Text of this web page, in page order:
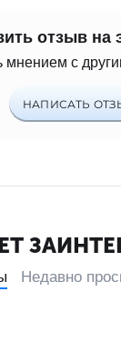
отзыв на
мнением с
НАПИСАТЬ
Недавно